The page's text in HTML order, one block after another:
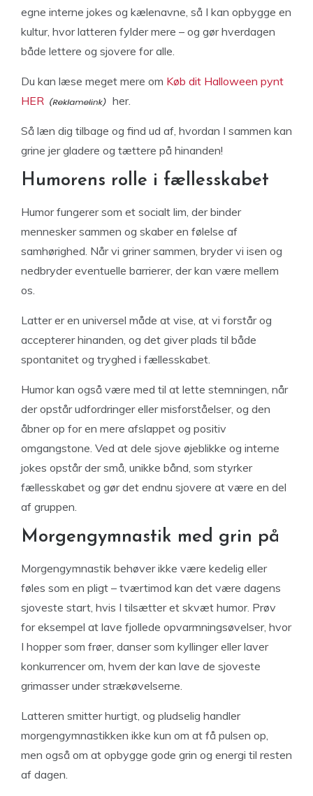
egne interne jokes og kælenavne, så I kan opbygge en
kultur, hvor latteren fylder mere – og gør hverdagen
både lettere og sjovere for alle.
Du kan læse meget mere om Køb dit Halloween pynt
HER
her.
Så læn dig tilbage og find ud af, hvordan I sammen kan
grine jer gladere og tættere på hinanden!
Humorens rolle i fællesskabet
Humor fungerer som et socialt lim, der binder
mennesker sammen og skaber en følelse af
samhørighed. Når vi griner sammen, bryder vi isen og
nedbryder eventuelle barrierer, der kan være mellem
os.
Latter er en universel måde at vise, at vi forstår og
accepterer hinanden, og det giver plads til både
spontanitet og tryghed i fællesskabet.
Humor kan også være med til at lette stemningen, når
der opstår udfordringer eller misforståelser, og den
åbner op for en mere afslappet og positiv
omgangstone. Ved at dele sjove øjeblikke og interne
jokes opstår der små, unikke bånd, som styrker
fællesskabet og gør det endnu sjovere at være en del
af gruppen.
Morgengymnastik med grin på
Morgengymnastik behøver ikke være kedelig eller
føles som en pligt – tværtimod kan det være dagens
sjoveste start, hvis I tilsætter et skvæt humor. Prøv
for eksempel at lave fjollede opvarmningsøvelser, hvor
I hopper som frøer, danser som kyllinger eller laver
konkurrencer om, hvem der kan lave de sjoveste
grimasser under strækøvelserne.
Latteren smitter hurtigt, og pludselig handler
morgengymnastikken ikke kun om at få pulsen op,
men også om at opbygge gode grin og energi til resten
af dagen.